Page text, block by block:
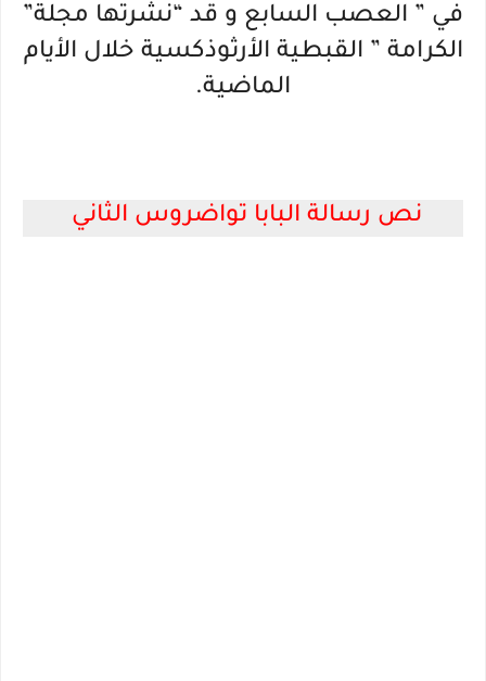
في ” العصب السابع و قد “نشرتها مجلة”
الكرامة ” القبطية الأرثوذكسية خلال الأيام
الماضية.
نص رسالة البابا تواضروس الثاني